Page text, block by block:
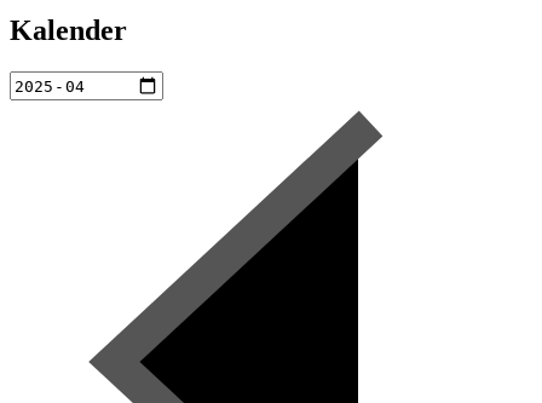
Kalender